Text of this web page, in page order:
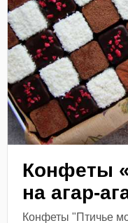
Конфеты
на агар-
Конфеты "Птичье